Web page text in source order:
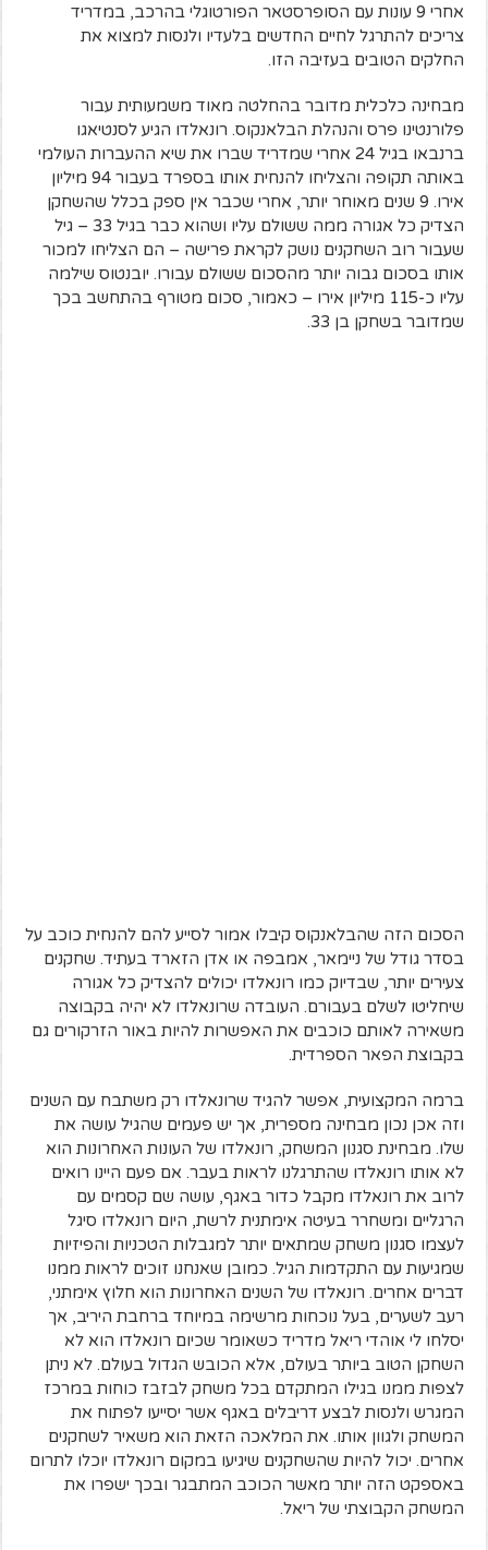
אחרי 9 עונות עם הסופרסטאר הפורטוגלי בהרכב, במדריד
צריכים להתרגל לחיים החדשים בלעדיו ולנסות למצוא את
החלקים הטובים בעזיבה הזו.
מבחינה כלכלית מדובר בהחלטה מאוד משמעותית עבור
פלורנטינו פרס והנהלת הבלאנקוס. רונאלדו הגיע לסנטיאגו
ברנבאו בגיל 24 אחרי שמדריד שברו את שיא ההעברות העולמי
באותה תקופה והצליחו להנחית אותו בספרד בעבור 94 מיליון
אירו. 9 שנים מאוחר יותר, אחרי שכבר אין ספק בכלל שהשחקן
הצדיק כל אגורה ממה ששולם עליו ושהוא כבר בגיל 33 – גיל
שעבור רוב השחקנים נושק לקראת פרישה – הם הצליחו למכור
אותו בסכום גבוה יותר מהסכום ששולם עבורו. יובנטוס שילמה
עליו כ-115 מיליון אירו – כאמור, סכום מטורף בהתחשב בכך
שמדובר בשחקן בן 33.
הסכום הזה שהבלאנקוס קיבלו אמור לסייע להם להנחית כוכב על
בסדר גודל של ניימאר, אמבפה או אדן הזארד בעתיד. שחקנים
צעירים יותר, שבדיוק כמו רונאלדו יכולים להצדיק כל אגורה
שיחליטו לשלם בעבורם. העובדה שרונאלדו לא יהיה בקבוצה
משאירה לאותם כוכבים את האפשרות להיות באור הזרקורים גם
בקבוצת הפאר הספרדית.
ברמה המקצועית, אפשר להגיד שרונאלדו רק משתבח עם השנים
וזה אכן נכון מבחינה מספרית, אך יש פעמים שהגיל עושה את
שלו. מבחינת סגנון המשחק, רונאלדו של העונות האחרונות הוא
לא אותו רונאלדו שהתרגלנו לראות בעבר. אם פעם היינו רואים
לרוב את רונאלדו מקבל כדור באגף, עושה שם קסמים עם
הרגליים ומשחרר בעיטה אימתנית לרשת, היום רונאלדו סיגל
לעצמו סגנון משחק שמתאים יותר למגבלות הטכניות והפיזיות
שמגיעות עם התקדמות הגיל. כמובן שאנחנו זוכים לראות ממנו
דברים אחרים. רונאלדו של השנים האחרונות הוא חלוץ אימתני,
רעב לשערים, בעל נוכחות מרשימה במיוחד ברחבת היריב, אך
יסלחו לי אוהדי ריאל מדריד כשאומר שכיום רונאלדו הוא לא
השחקן הטוב ביותר בעולם, אלא הכובש הגדול בעולם. לא ניתן
לצפות ממנו בגילו המתקדם בכל משחק לבזבז כוחות במרכז
המגרש ולנסות לבצע דריבלים באגף אשר יסייעו לפתוח את
המשחק ולגוון אותו. את המלאכה הזאת הוא משאיר לשחקנים
אחרים. יכול להיות שהשחקנים שיגיעו במקום רונאלדו יוכלו לתרום
באספקט הזה יותר מאשר הכוכב המתבגר ובכך ישפרו את
המשחק הקבוצתי של ריאל.